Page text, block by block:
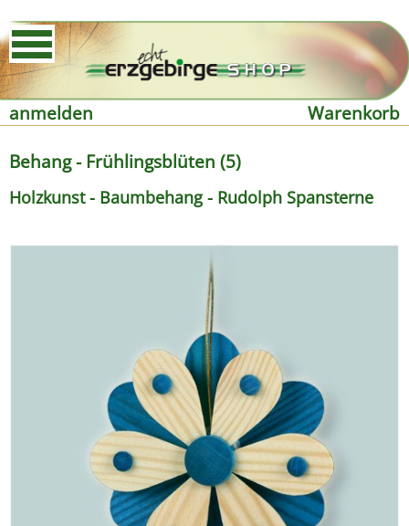
anmelden
Warenkorb
Behang - Frühlingsblüten (5)
Holzkunst - Baumbehang - Rudolph Spansterne